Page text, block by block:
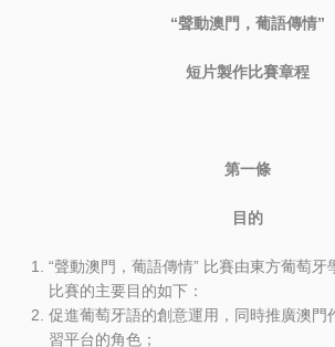
“聲動澳門，葡語傳情”
短片製作比賽章程
第一條
目的
“聲動澳門，葡語傳情” 比賽由東方葡萄牙
比賽的主要目的如下：
促進葡萄牙語的創意運用，同時推廣澳門
習平台的角色；